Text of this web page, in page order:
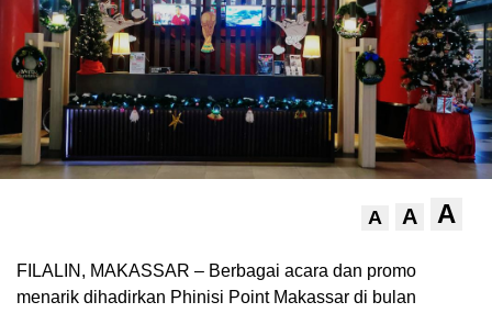
A A A
FILALIN, MAKASSAR – Berbagai acara dan promo
menarik dihadirkan Phinisi Point Makassar di bulan